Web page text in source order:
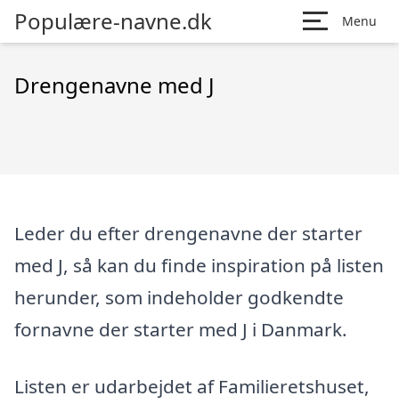
Populære-navne.dk Menu
Drengenavne med J
Leder du efter drengenavne der starter
med J, så kan du finde inspiration på listen
herunder, som indeholder godkendte
fornavne der starter med J i Danmark.
Listen er udarbejdet af Familieretshuset,